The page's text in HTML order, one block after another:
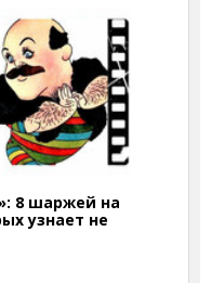
8 шаржей на
узнает не